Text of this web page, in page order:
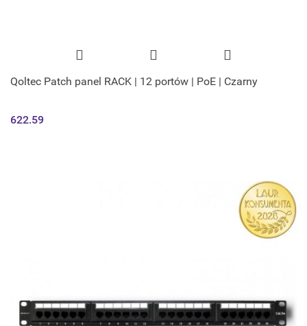
Qoltec Patch panel RACK | 12 portów | PoE | Czarny
622.59